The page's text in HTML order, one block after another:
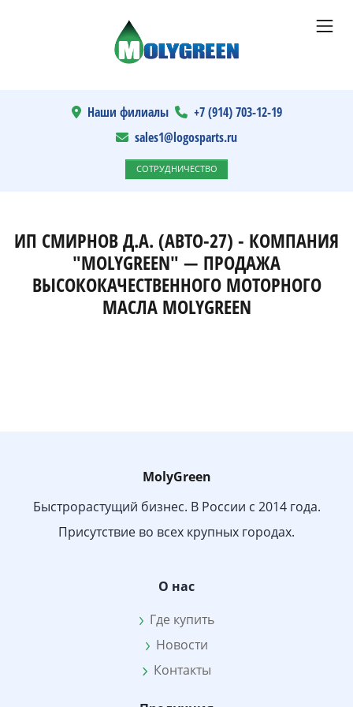
Наши филиалы
+7 (914) 703-12-19
sales1@logosparts.ru
СОТРУДНИЧЕСТВО
ИП СМИРНОВ Д.А. (АВТО-27) - КОМПАНИЯ
"MOLYGREEN" — ПРОДАЖА
ВЫСОКОКАЧЕСТВЕННОГО МОТОРНОГО
МАСЛА MOLYGREEN
MolyGreen
Быстрорастущий бизнес. В России с 2014 года.
Присутствие во всех крупных городах.
О нас
Где купить
Новости
Контакты